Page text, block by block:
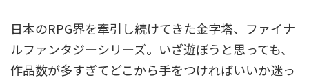
日本のRPG界を牽引し続けてきた金字塔、ファイナ
ルファンタジーシリーズ。いざ遊ぼうと思っても、
作品数が多すぎてどこから手をつければいいか迷っ